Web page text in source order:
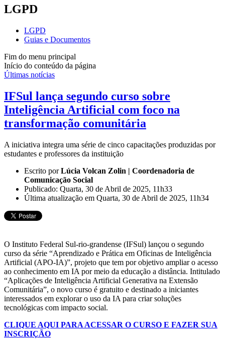
LGPD
LGPD
Guias e Documentos
Fim do menu principal
Início do conteúdo da página
Últimas notícias
IFSul lança segundo curso sobre
Inteligência Artificial com foco na
transformação comunitária
A iniciativa integra uma série de cinco capacitações produzidas por
estudantes e professores da instituição
Escrito porLúcia Volcan Zolin | Coordenadoria de
Comunicação Social
Publicado: Quarta, 30 de Abril de 2025, 11h33
Última atualização em Quarta, 30 de Abril de 2025, 11h34
O Instituto Federal Sul-rio-grandense (IFSul) lançou o segundo
curso da série “Aprendizado e Prática em Oficinas de Inteligência
Artificial (APO-IA)”, projeto que tem por objetivo ampliar o acesso
ao conhecimento em IA por meio da educação a distância. Intitulado
“Aplicações de Inteligência Artificial Generativa na Extensão
Comunitária”, o novo curso é gratuito e destinado a iniciantes
interessados em explorar o uso da IA para criar soluções
tecnológicas com impacto social.
CLIQUE AQUI PARA ACESSAR O CURSO E FAZER SUA
INSCRIÇÃO